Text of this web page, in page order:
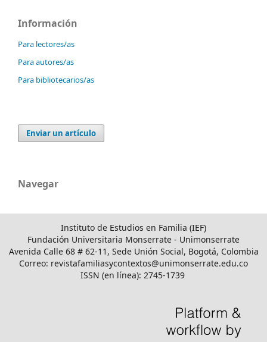
Información
Para lectores/as
Para autores/as
Para bibliotecarios/as
Enviar un artículo
Navegar
Instituto de Estudios en Familia (IEF)
Fundación Universitaria Monserrate - Unimonserrate
Avenida Calle 68 # 62-11, Sede Unión Social, Bogotá, Colombia
Correo: revistafamiliasycontextos@unimonserrate.edu.co
ISSN (en línea): 2745-1739